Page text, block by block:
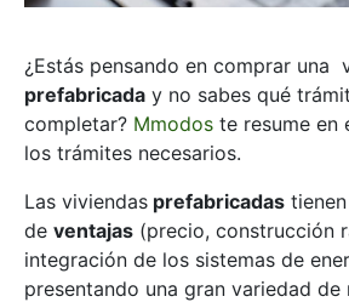
¿Estás pensando en comprar una
prefabricada y no sabes qué
completar? Mmodos te resume en
los trámites necesarios.
Las viviendas prefabricadas
de ventajas (precio, construcción
integración de los sistemas de
presentando una gran variedad